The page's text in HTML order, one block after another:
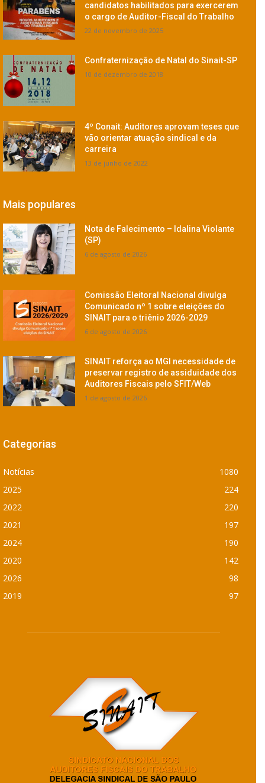
candidatos habilitados para exercerem
o cargo de Auditor-Fiscal do Trabalho
22 de novembro de 2025
Confraternização de Natal do Sinait-SP
10 de dezembro de 2018
4º Conait: Auditores aprovam teses que
vão orientar atuação sindical e da
carreira
13 de junho de 2022
Mais populares
Nota de Falecimento – Idalina Violante
(SP)
6 de agosto de 2026
Comissão Eleitoral Nacional divulga
Comunicado nº 1 sobre eleições do
SINAIT para o triênio 2026-2029
6 de agosto de 2026
SINAIT reforça ao MGI necessidade de
preservar registro de assiduidade dos
Auditores Fiscais pelo SFIT/Web
1 de agosto de 2026
Categorias
Notícias
1080
2025
224
2022
220
2021
197
2024
190
2020
142
2026
98
2019
97